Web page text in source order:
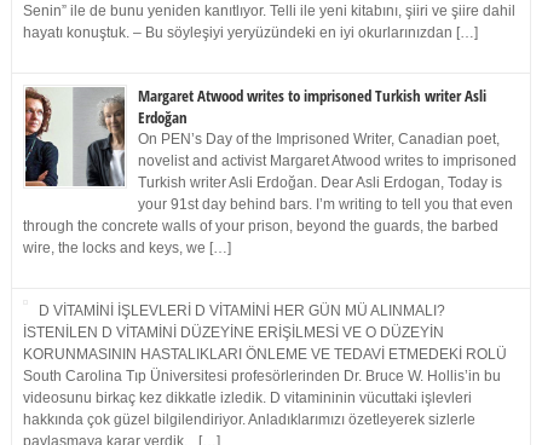
Senin” ile de bunu yeniden kanıtlıyor. Telli ile yeni kitabını, şiiri ve şiire dahil
hayatı konuştuk. – Bu söyleşiyi yeryüzündeki en iyi okurlarınızdan […]
Margaret Atwood writes to imprisoned Turkish writer Asli
Erdoğan
On PEN’s Day of the Imprisoned Writer, Canadian poet,
novelist and activist Margaret Atwood writes to imprisoned
Turkish writer Asli Erdoğan. Dear Asli Erdogan, Today is
your 91st day behind bars. I’m writing to tell you that even
through the concrete walls of your prison, beyond the guards, the barbed
wire, the locks and keys, we […]
D VİTAMİNİ İŞLEVLERİ D VİTAMİNİ HER GÜN MÜ ALINMALI?
İSTENİLEN D VİTAMİNİ DÜZEYİNE ERİŞİLMESİ VE O DÜZEYİN
KORUNMASININ HASTALIKLARI ÖNLEME VE TEDAVİ ETMEDEKİ ROLÜ
South Carolina Tıp Üniversitesi profesörlerinden Dr. Bruce W. Hollis’in bu
videosunu birkaç kez dikkatle izledik. D vitamininin vücuttaki işlevleri
hakkında çok güzel bilgilendiriyor. Anladıklarımızı özetleyerek sizlerle
paylaşmaya karar verdik. […]